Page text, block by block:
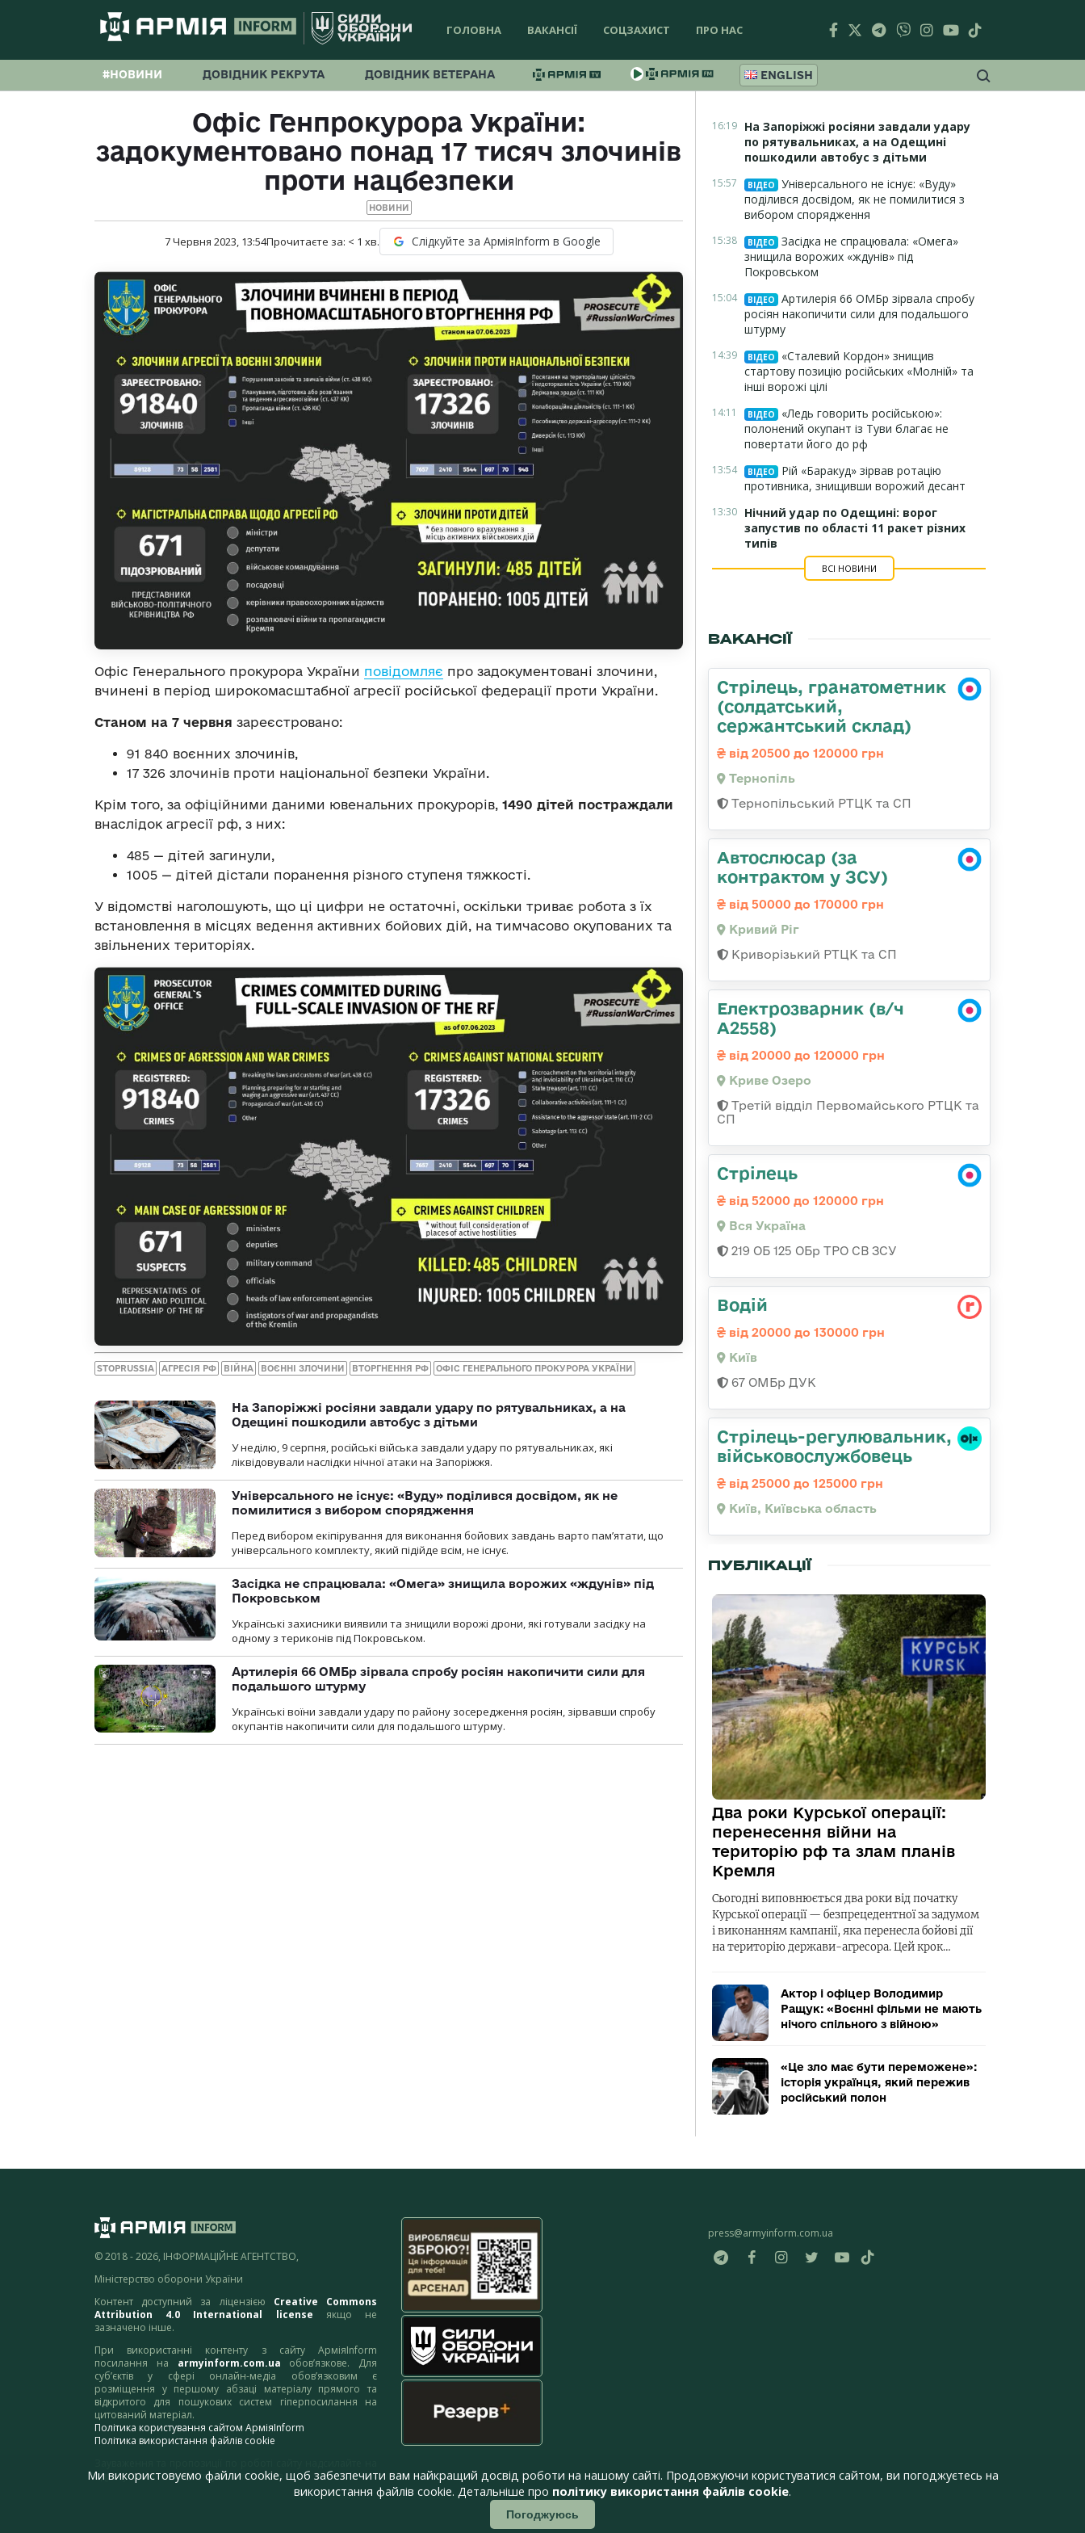
ГОЛОВНА ВАКАНСІЇ СОЦЗАХИСТ ПРО НАС
#НОВИНИ ДОВІДНИК РЕКРУТА ДОВІДНИК ВЕТЕРАНА ENGLISH
Офіс Генпрокурора України:
задокументовано понад 17 тисяч злочинів
проти нацбезпеки
НОВИНИ
7 Червня 2023, 13:54Прочитаєте за: < 1 хв. Слідкуйте за АрміяInform в Google
Офіс Генерального прокурора України повідомляє про задокументовані злочини,
вчинені в період широкомасштабної агресії російської федерації проти України.
Станом на 7 червня зареєстровано:
91 840 воєнних злочинів,
17 326 злочинів проти національної безпеки України.
Крім того, за офіційними даними ювенальних прокурорів, 1490 дітей постраждали
внаслідок агресії рф, з них:
485 — дітей загинули,
1005 — дітей дістали поранення різного ступеня тяжкості.
У відомстві наголошують, що ці цифри не остаточні, оскільки триває робота з їх
встановлення в місцях ведення активних бойових дій, на тимчасово окупованих та
звільнених територіях.
STOPRUSSIA АГРЕСІЯ РФ ВІЙНА ВОЄННІ ЗЛОЧИНИ ВТОРГНЕННЯ РФ ОФІС ГЕНЕРАЛЬНОГО ПРОКУРОРА УКРАЇНИ
На Запоріжжі росіяни завдали удару по рятувальниках, а на
Одещині пошкодили автобус з дітьми
У неділю, 9 серпня, російські війська завдали удару по рятувальниках, які
ліквідовували наслідки нічної атаки на Запоріжжя.
Універсального не існує: «Вуду» поділився досвідом, як не
помилитися з вибором спорядження
Перед вибором екіпірування для виконання бойових завдань варто пам’ятати, що
універсального комплекту, який підійде всім, не існує.
Засідка не спрацювала: «Омега» знищила ворожих «ждунів» під
Покровськом
Українські захисники виявили та знищили ворожі дрони, які готували засідку на
одному з териконів під Покровськом.
Артилерія 66 ОМБр зірвала спробу росіян накопичити сили для
подальшого штурму
Українські воїни завдали удару по району зосередження росіян, зірвавши спробу
окупантів накопичити сили для подальшого штурму.
16:19 На Запоріжжі росіяни завдали удару
по рятувальниках, а на Одещині
пошкодили автобус з дітьми
15:57 ВІДЕО
Універсального не існує: «Вуду»
поділився досвідом, як не помилитися з
вибором спорядження
15:38 ВІДЕО
Засідка не спрацювала: «Омега»
знищила ворожих «ждунів» під
Покровськом
15:04 ВІДЕО
Артилерія 66 ОМБр зірвала спробу
росіян накопичити сили для подальшого
штурму
14:39 ВІДЕО
«Сталевий Кордон» знищив
стартову позицію російських «Молній» та
інші ворожі цілі
14:11 ВІДЕО
«Ледь говорить російською»:
полонений окупант із Туви благає не
повертати його до рф
13:54 ВІДЕО
Рій «Баракуд» зірвав ротацію
противника, знищивши ворожий десант
13:30 Нічний удар по Одещині: ворог
запустив по області 11 ракет різних
типів
ВСІ НОВИНИ
ВАКАНСІЇ
Стрілець, гранатометник
(солдатський,
сержантський склад)
від 20500 до 120000 грн
Тернопіль
Тернопільський РТЦК та СП
Автослюсар (за
контрактом у ЗСУ)
від 50000 до 170000 грн
Кривий Ріг
Криворізький РТЦК та СП
Електрозварник (в/ч
А2558)
від 20000 до 120000 грн
Криве Озеро
Третій відділ Первомайського РТЦК та
СП
Стрілець
від 52000 до 120000 грн
Вся Україна
219 ОБ 125 ОБр ТРО СВ ЗСУ
Водій
від 20000 до 130000 грн
Київ
67 ОМБр ДУК
Стpілець-регулювальник,
військовослужбовець
від 25000 до 125000 грн
Київ, Київська область
ПУБЛІКАЦІЇ
Два роки Курської операції:
перенесення війни на
територію рф та злам планів
Кремля
Сьогодні виповнюється два роки від початку
Курської операції — безпрецедентної за задумом
і виконанням кампанії, яка перенесла бойові дії
на територію держави-агресора. Цей крок…
Актор і офіцер Володимир
Ращук: «Воєнні фільми не мають
нічого спільного з війною»
«Це зло має бути переможене»:
історія українця, який пережив
російський полон
© 2018 - 2026, ІНФОРМАЦІЙНЕ АГЕНТСТВО,
Міністерство оборони України
Контент доступний за ліцензією Creative Commons
Attribution 4.0 International license якщо не
зазначено інше.
При використанні контенту з сайту АрміяInform
посилання на armyinform.com.ua обов’язкове. Для
суб’єктів у сфері онлайн-медіа обов’язковим є
розміщення у першому абзаці матеріалу прямого та
відкритого для пошукових систем гіперпосилання на
цитований матеріал.
Політика користування сайтом АрміяInform
Політика використання файлів cookie
адресу:webmaster@armyinform.com.ua
press@armyinform.com.ua
Ми використовуємо файли cookie, щоб забезпечити вам найкращий досвід роботи на нашому сайті. Продовжуючи користуватися сайтом, ви погоджуєтесь на
використання файлів cookie. Детальніше про політику використання файлів cookie.
Погоджуюсь